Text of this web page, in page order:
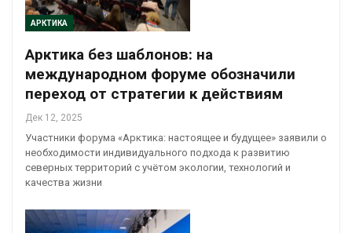
АРКТИКА
Арктика без шаблонов: на
международном форуме обозначили
переход от стратегии к действиям
Дек 12, 2025
Участники форума «Арктика: настоящее и будущее» заявили о
необходимости индивидуального подхода к развитию
северных территорий с учётом экологии, технологий и
качества жизни